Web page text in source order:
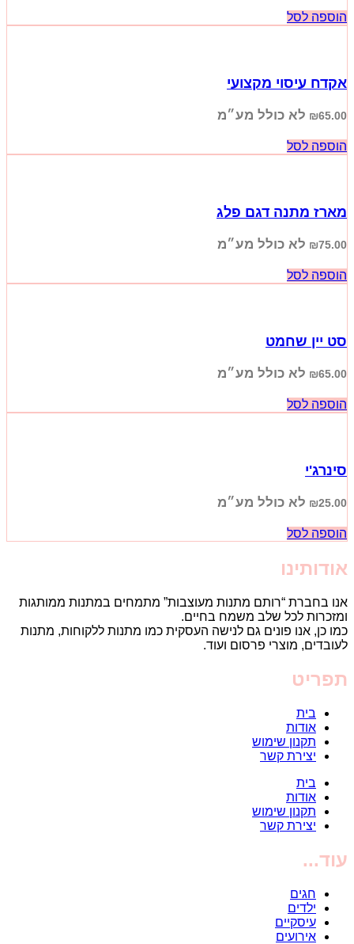
הוספה לסל
אקדח עיסוי מקצועי
₪65.00 לא כולל מע״מ
הוספה לסל
מארז מתנה דגם פלג
₪75.00 לא כולל מע״מ
הוספה לסל
סט יין שחמט
₪65.00 לא כולל מע״מ
הוספה לסל
סינרג'י
₪25.00 לא כולל מע״מ
הוספה לסל
אודותינו
אנו בחברת “רותם מתנות מעוצבות” מתמחים במתנות ממותגות
ומזכרות לכל שלב משמח בחיים.
כמו כן, אנו פונים גם לנישה העסקית כמו מתנות ללקוחות, מתנות
לעובדים, מוצרי פרסום ועוד.
תפריט
בית
אודות
תקנון שימוש
יצירת קשר
בית
אודות
תקנון שימוש
יצירת קשר
עוד...
חגים
ילדים
עיסקיים
אירועים